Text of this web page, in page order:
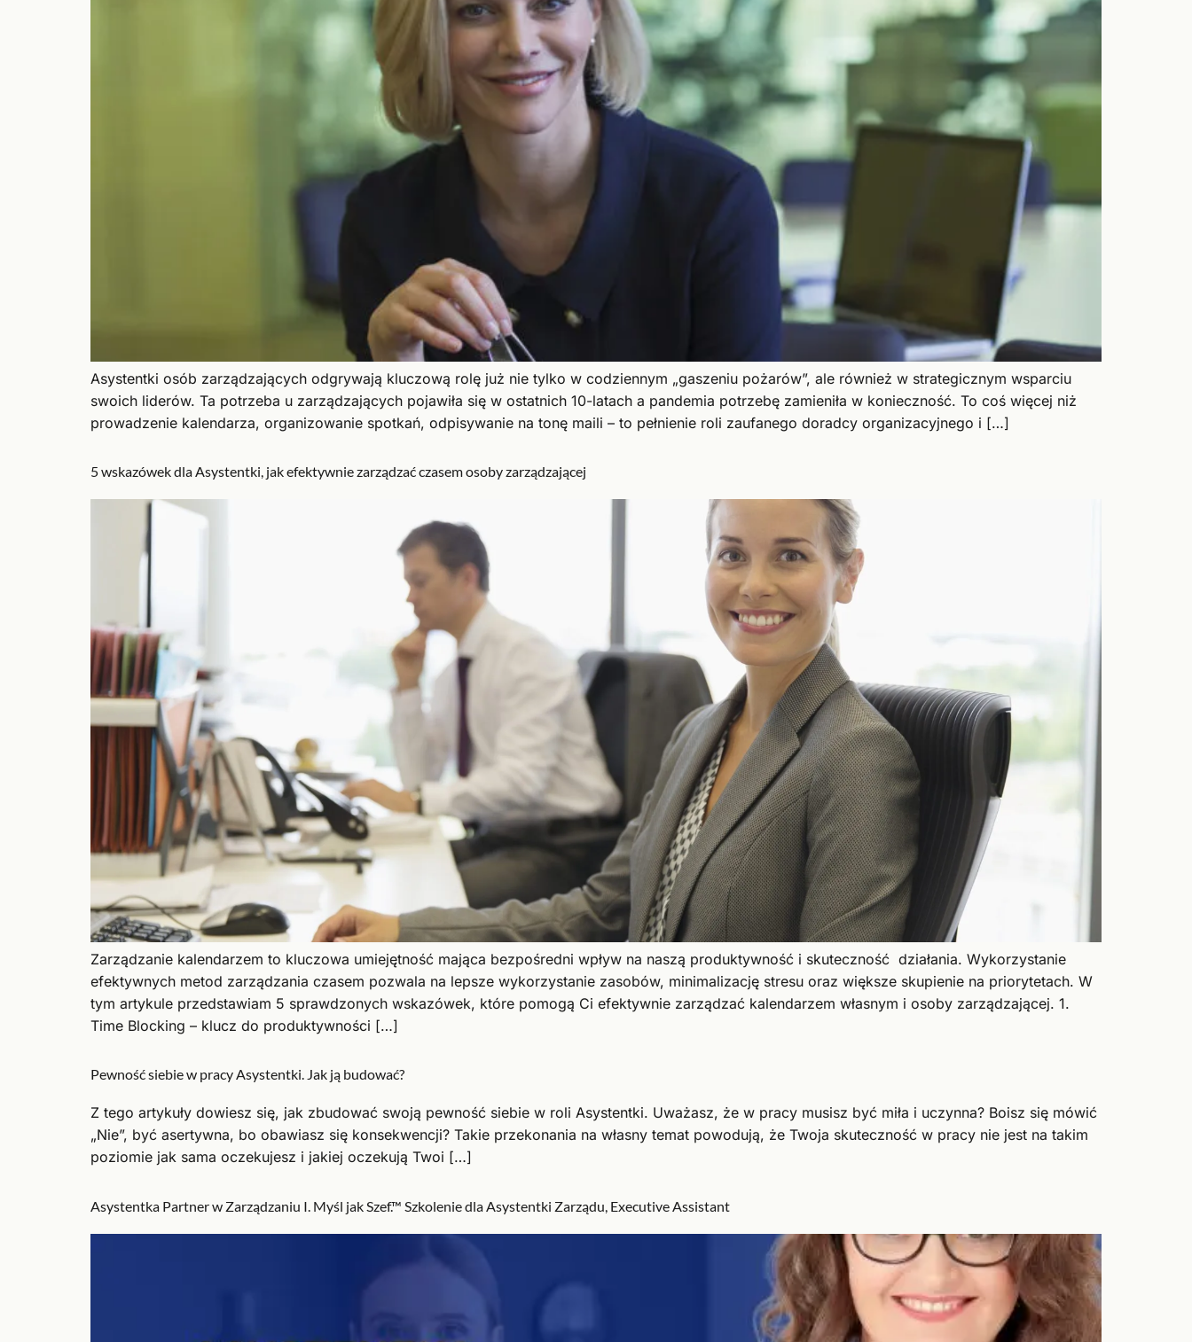
Asystentki osób zarządzających odgrywają kluczową rolę już nie tylko w codziennym „gaszeniu pożarów”, ale również w strategicznym wsparciu
swoich liderów. Ta potrzeba u zarządzających pojawiła się w ostatnich 10-latach a pandemia potrzebę zamieniła w konieczność. To coś więcej niż
prowadzenie kalendarza, organizowanie spotkań, odpisywanie na tonę maili – to pełnienie roli zaufanego doradcy organizacyjnego i […]
5 wskazówek dla Asystentki, jak efektywnie zarządzać czasem osoby zarządzającej
Zarządzanie kalendarzem to kluczowa umiejętność mająca bezpośredni wpływ na naszą produktywność i skuteczność działania. Wykorzystanie
efektywnych metod zarządzania czasem pozwala na lepsze wykorzystanie zasobów, minimalizację stresu oraz większe skupienie na priorytetach. W
tym artykule przedstawiam 5 sprawdzonych wskazówek, które pomogą Ci efektywnie zarządzać kalendarzem własnym i osoby zarządzającej. 1.
Time Blocking – klucz do produktywności […]
Pewność siebie w pracy Asystentki. Jak ją budować?
Z tego artykuły dowiesz się, jak zbudować swoją pewność siebie w roli Asystentki. Uważasz, że w pracy musisz być miła i uczynna? Boisz się mówić
„Nie”, być asertywna, bo obawiasz się konsekwencji? Takie przekonania na własny temat powodują, że Twoja skuteczność w pracy nie jest na takim
poziomie jak sama oczekujesz i jakiej oczekują Twoi […]
Asystentka Partner w Zarządzaniu I. Myśl jak Szef.™ Szkolenie dla Asystentki Zarządu, Executive Assistant